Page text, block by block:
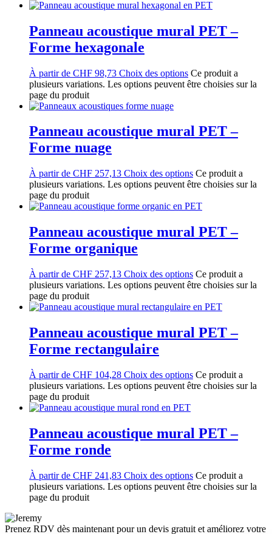
Panneau acoustique mural PET –
Forme hexagonale
À partir de CHF 98,73 Choix des options Ce produit a
plusieurs variations. Les options peuvent être choisies sur la
page du produit
Panneau acoustique mural PET –
Forme nuage
À partir de CHF 257,13 Choix des options Ce produit a
plusieurs variations. Les options peuvent être choisies sur la
page du produit
Panneau acoustique mural PET –
Forme organique
À partir de CHF 257,13 Choix des options Ce produit a
plusieurs variations. Les options peuvent être choisies sur la
page du produit
Panneau acoustique mural PET –
Forme rectangulaire
À partir de CHF 104,28 Choix des options Ce produit a
plusieurs variations. Les options peuvent être choisies sur la
page du produit
Panneau acoustique mural PET –
Forme ronde
À partir de CHF 241,83 Choix des options Ce produit a
plusieurs variations. Les options peuvent être choisies sur la
page du produit
Prenez RDV dès maintenant pour un devis gratuit et améliorez votre